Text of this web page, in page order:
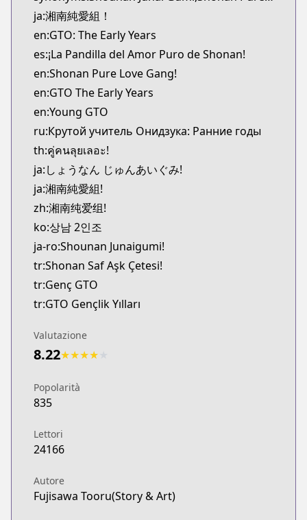
MangaUpdates
https://www.mangaupdates.com/
Book☆Walker
Book☆Walker
https://bookwalker.jp/series/130936
ja:湘南純愛組！
en:GTO: The Early Years
es:¡La Pandilla del Amor Puro de Shonan!
en:Shonan Pure Love Gang!
en:GTO The Early Years
en:Young GTO
ru:Крутой учитель Онидзука: Ранние годы
th:คู่คนลุยเลอะ!
ja:しょうなん じゅんあいぐみ!
ja:湘南純愛組!
zh:湘南纯爱组!
ko:상남 2인조
ja-ro:Shounan Junaigumi!
tr:Shonan Saf Aşk Çetesi!
tr:Genç GTO
tr:GTO Gençlik Yılları
Valutazione
8.22★★★★
Popolarità
835
Lettori
24166
Autore
Fujisawa Tooru(Story & Art)